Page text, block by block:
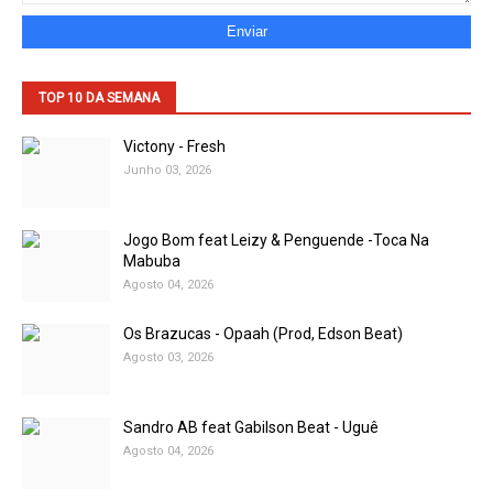
TOP 10 DA SEMANA
Victony - Fresh
Junho 03, 2026
Jogo Bom feat Leizy & Penguende -Toca Na
Mabuba
Agosto 04, 2026
Os Brazucas - Opaah (Prod, Edson Beat)
Agosto 03, 2026
Sandro AB feat Gabilson Beat - Uguê
Agosto 04, 2026